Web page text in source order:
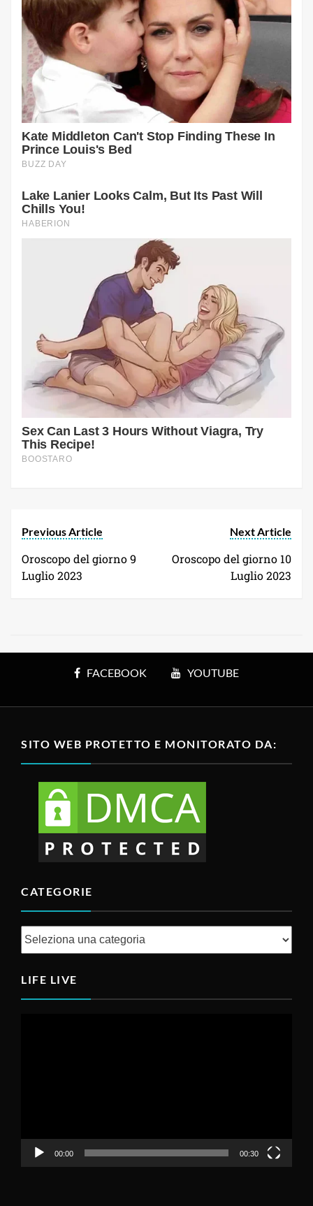
Previous Article
Oroscopo del giorno 9
Luglio 2023
Next Article
Oroscopo del giorno 10
Luglio 2023
FACEBOOK YOUTUBE
SITO WEB PROTETTO E MONITORATO DA:
CATEGORIE
Categorie
LIFE LIVE
00:00 00:30